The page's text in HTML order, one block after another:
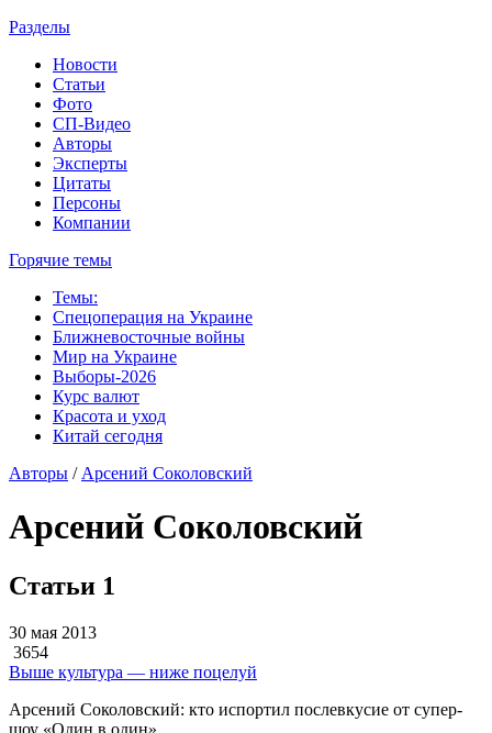
Разделы
Новости
Статьи
Фото
СП-Видео
Авторы
Эксперты
Цитаты
Персоны
Компании
Горячие темы
Темы:
Спецоперация на Украине
Ближневосточные войны
Мир на Украине
Выборы-2026
Курс валют
Красота и уход
Китай сегодня
Авторы / Арсений Соколовский
Арсений Соколовский
Статьи 1
30 мая 2013
3654
Выше культура — ниже поцелуй
Арсений Соколовский: кто испортил послевкусие от супер-
шоу «Один в один»